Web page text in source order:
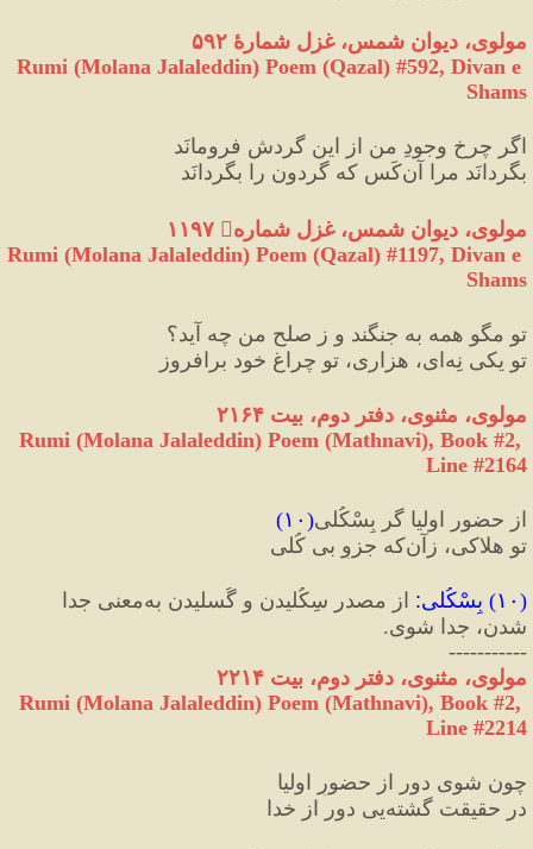
مولوی، دیوان شمس، غزل شمارۀ ۵٩٢
Rumi (Molana Jalaleddin) Poem (Qazal) #592, Divan e
Shams
اگر چرخِ وجودِ من از این گردش فرو‌مانَد
بگردانَد مرا آن‌کَس که گردون را بگردانَد
مولوی، دیوان شمس، غزل شماره‌ٔ ۱۱۹۷
Rumi (Molana Jalaleddin) Poem (Qazal) #1197, Divan e
Shams
تو مگو همه به جنگند و ز صلحِ من چه آید؟
تو یکی نِه‌ای، هزاری، تو چراغِ خود برافروز
مولوی، مثنوی، دفتر دوم، بیت ۲۱۶۴
Rumi (Molana Jalaleddin) Poem (Mathnavi), Book #2,
Line #2164
از حضور اولیا گر بِسْکُلی( ۱۰)
تو هلاکی، ز‌آن‌که جزوِ بی‌ کُلی
( ۱۰) بِسْکُلی:
شدن، جدا شوی.
-----------
مولوی، مثنوی، دفتر دوم، بیت ۲۲۱۴
Rumi (Molana Jalaleddin) Poem (Mathnavi), Book #2,
Line #2214
چون شوی دور از حضورِ اولیا
در حقیقت گشته‌‏یی دور از خدا